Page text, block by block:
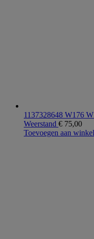
1137328648 W176
Weerstand € 75,00
Toevoegen aan